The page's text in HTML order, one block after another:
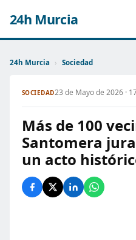
24h Murcia
24h Murcia › Sociedad
SOCIEDAD23 de Mayo de 2026 ·
Más de 100
Santomera
un acto